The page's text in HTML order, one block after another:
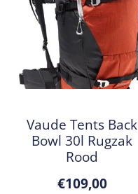
Vaude Tents Back
Bowl 30l Rugzak
Rood
€109,00